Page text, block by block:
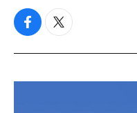
f
c
b
t
i
t